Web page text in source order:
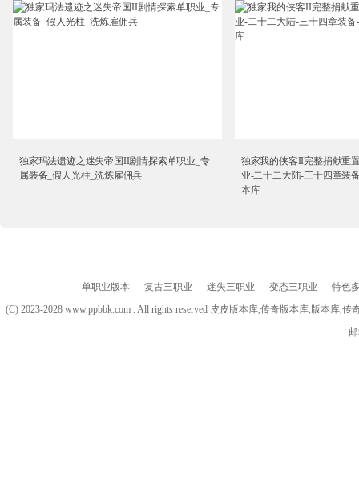
独家玛法遗迹之迷失帝国II剧情探索单职业_专
属装备_假人光柱_洗炼雇佣兵
独家我的侠客II完整捐献重
业-二十二大陆-三十四章装
本库
单职业版本 复古三职业 迷失三职业 变态三职业
特色
(C) 2023-2028 www.ppbbk.com . All rights reserved 皮皮版本库,传奇版本库,版本